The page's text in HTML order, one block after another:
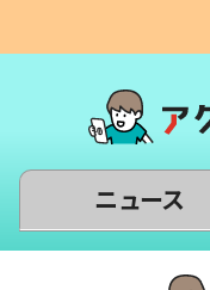
ニュース